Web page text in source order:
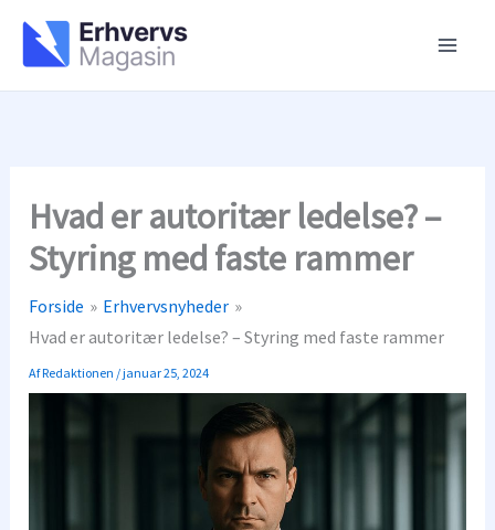
Hvad er autoritær ledelse? –
Styring med faste rammer
Forside
Erhvervsnyheder
Hvad er autoritær ledelse? – Styring med faste rammer
AfRedaktionen /januar 25, 2024